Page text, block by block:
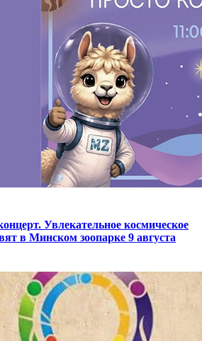
Увлекательное космическое
в Минском зоопарке 9 августа